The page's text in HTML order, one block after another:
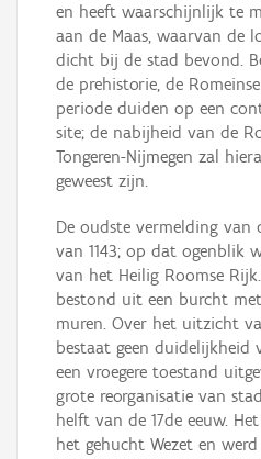
en heeft waarschijnlijk te
aan de Maas, waarvan de
dicht bij de stad bevond.
de prehistorie, de
periode duiden op een
site; de nabijheid van de
Tongeren-Nijmegen zal
geweest zijn.
De oudste vermelding van
van 1143; op dat ogenblik
van het Heilig Roomse
bestond uit een burcht
muren. Over het uitzicht
bestaat geen duidelijkheid
een vroegere toestand
grote reorganisatie van
helft van de 17de eeuw.
het gehucht Wezet en